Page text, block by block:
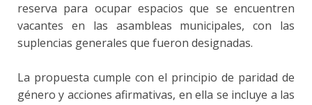
reserva para ocupar espacios que se encuentren
vacantes en las asambleas municipales, con las
suplencias generales que fueron designadas.
La propuesta cumple con el principio de paridad de
género y acciones afirmativas, en ella se incluye a las